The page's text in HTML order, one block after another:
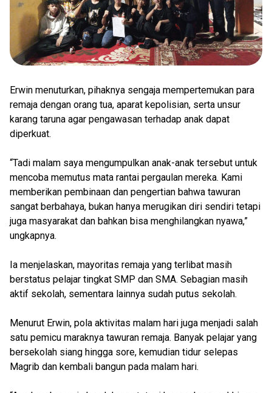
Erwin menuturkan, pihaknya sengaja mempertemukan para
remaja dengan orang tua, aparat kepolisian, serta unsur
karang taruna agar pengawasan terhadap anak dapat
diperkuat.
“Tadi malam saya mengumpulkan anak-anak tersebut untuk
mencoba memutus mata rantai pergaulan mereka. Kami
memberikan pembinaan dan pengertian bahwa tawuran
sangat berbahaya, bukan hanya merugikan diri sendiri tetapi
juga masyarakat dan bahkan bisa menghilangkan nyawa,”
ungkapnya.
Ia menjelaskan, mayoritas remaja yang terlibat masih
berstatus pelajar tingkat SMP dan SMA. Sebagian masih
aktif sekolah, sementara lainnya sudah putus sekolah.
Menurut Erwin, pola aktivitas malam hari juga menjadi salah
satu pemicu maraknya tawuran remaja. Banyak pelajar yang
bersekolah siang hingga sore, kemudian tidur selepas
Magrib dan kembali bangun pada malam hari.